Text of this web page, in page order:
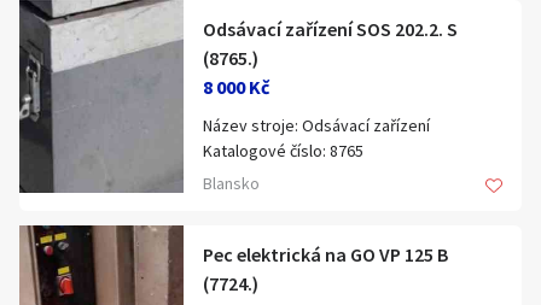
Prodejní jednotka: ks
Hmotnost: 165 kg
Odsávací zařízení SOS 202.2. S
(8765.)
8 000 Kč
Název stroje: Odsávací zařízení
Katalogové číslo: 8765
Typ, parametry: SOS 202.2. S
1995
Popis:
Blansko
Pec elektrická na GO VP 125 B
(7724.)